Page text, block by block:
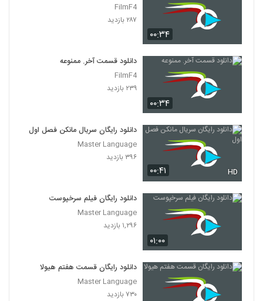
۰۰:۳۴
FilmF4
۲۸۷ بازدید
۰۰:۳۴
دانلود قسمت آخر. ممنوعه
FilmF4
۲۳۹ بازدید
۰۰:۴۱ HD
دانلود رایگان سریال مانکن فصل اول
Master Language
۳۹۶ بازدید
۰۱:۰۰
دانلود رایگان فیلم سرخپوست
Master Language
۱,۲۹۶ بازدید
دانلود رایگان قسمت هفتم هیولا
Master Language
۷۳۰ بازدید